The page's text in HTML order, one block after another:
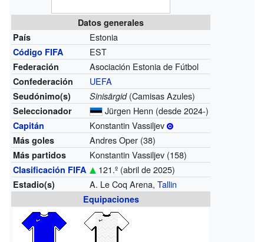
Datos generales
País
Estonia
Código FIFA EST
Federación Asociación Estonia de Fútbol
Confederación UEFA
Seudónimo(s) Sinisärgid(Camisas Azules)
Seleccionador Jürgen Henn (desde 2024-)
Capitán Konstantin Vassiljev
Más goles Andres Oper (38)
Más partidos Konstantin Vassiljev (158)
Clasificación FIFA 121.º (abril de 2025)
Estadio(s) A. Le Coq Arena,Tallin
Equipaciones